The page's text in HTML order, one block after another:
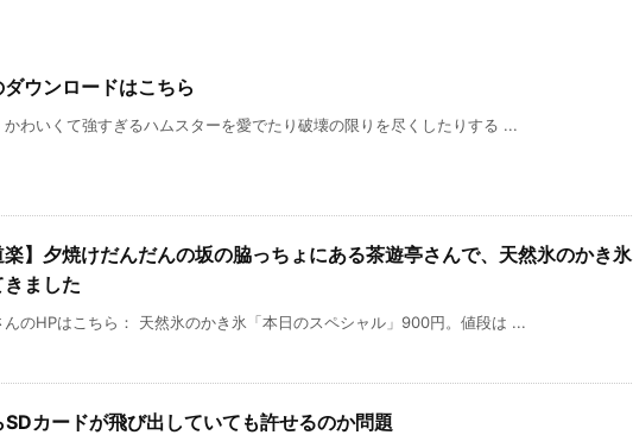
ウンロードはこちら
わいくて強すぎるハムスターを愛でたり破壊の限りを尽くしたりする ...
楽】夕焼けだんだんの坂の脇っちょにある茶遊亭さんで、天然氷のかき氷
ました
のHPはこちら： 天然氷のかき氷「本日のスペシャル」900円。値段は ...
カードが飛び出していても許せるのか問題